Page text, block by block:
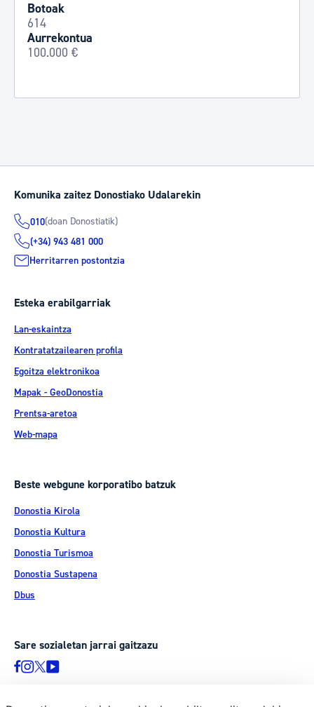
Botoak
614
Aurrekontua
100.000 €
Komunika zaitez Donostiako Udalarekin
010(doan Donostiatik)
(+34) 943 481 000
Herritarren postontzia
Esteka erabilgarriak
Lan-eskaintza
Kontratatzailearen profila
Egoitza elektronikoa
Mapak - GeoDonostia
Prentsa-aretoa
Web-mapa
Beste webgune korporatibo batzuk
Donostia Kirola
Donostia Kultura
Donostia Turismoa
Donostia Sustapena
Dbus
Sare sozialetan jarrai gaitzazu